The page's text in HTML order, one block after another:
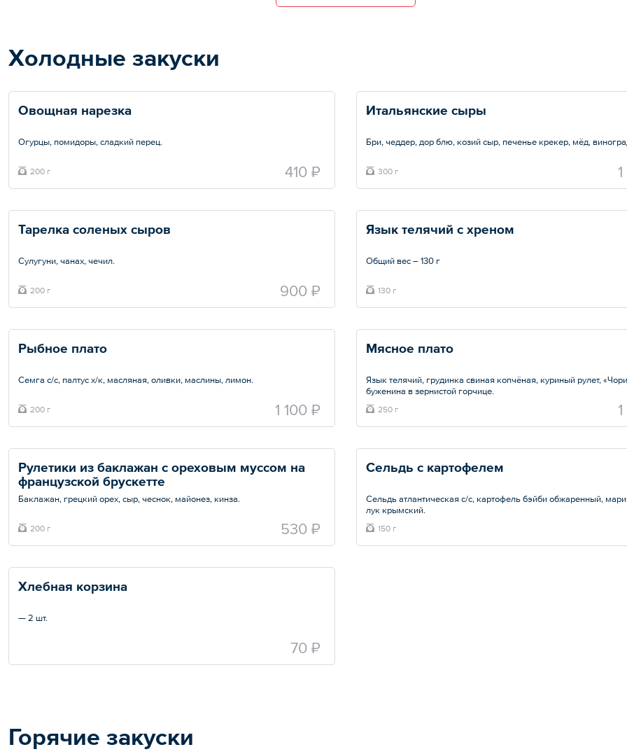
Холодные закуски
Овощная нарезка
Огурцы, помидоры, сладкий перец.
Общий вес – 200 г
200 г 410 ₽
Итальянские сыры
Бри, чеддер, дор блю, козий сыр, печенье крекер, мёд,
Общий вес – 300 г
300 г
Тарелка соленых сыров
Сулугуни, чанах, чечил.
Общий вес – 200 г
200 г 900 ₽
Язык телячий с хреном
Общий вес – 130 г
130 г
Рыбное плато
Семга с/с, палтус х/к, масляная, оливки, маслины, лимон.
Общий вес – 200 г
200 г 1 100 ₽
Мясное плато
Язык телячий, грудинка свиная копчёная, куриный рулет,
буженина в зернистой горчице.
Общий вес – 250 г
250 г
Рулетики из баклажан с ореховым муссом на
Баклажан, грецкий орех, сыр, чеснок, майонез, кинза.
Общий вес – 200 г
200 г 530 ₽
Сельдь атлантическая с/с, картофель бэйби обжаренный,
лук крымский.
Общий вес – 150 г
150 г
Хлебная корзина
— 2 шт.
70 ₽
Горячие закуски